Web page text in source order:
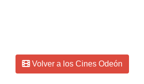
Volver a los Cines Odeón